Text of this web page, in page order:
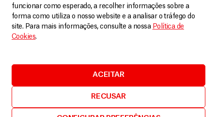
funcionar como esperado, a recolher informações sobre a
forma como utiliza o nosso website e a analisar o tráfego do
site. Para mais informações, consulte a nossa Política de
Cookies.
ACEITAR
RECUSAR
Para responder às enormes necessidades, é crucial que a
ajuda humanitária chegue a todas as áreas afetadas sem
impedimentos, até mesmo as de difícil acesso. Um
necessário para evitar consequências graves e prolongadas
Como parte da presença de longa data em Myanmar,